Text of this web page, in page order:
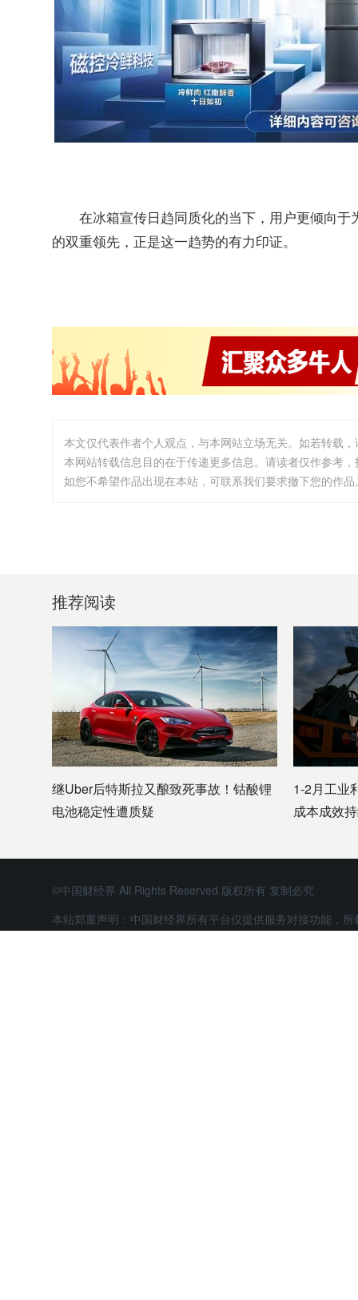
在冰箱宣传日趋同质化的当下，用户更倾向
的双重领先，正是这一趋势的有力印证。
本文仅代表作者个人观点，与本网站立场无关。如若转载
本网站转载信息目的在于传递更多信息。请读者仅作参考
如您不希望作品出现在本站，可联系我们要求撤下您的作
推荐阅读
继Uber后特斯拉又酿致死事故！钴酸锂
电池稳定性遭质疑
1-2月工业
成本成效
©中国财经界 All Rights Reserved 版权所有 复制必究
本站郑重声明：中国财经界所有平台仅提供服务对接功能，